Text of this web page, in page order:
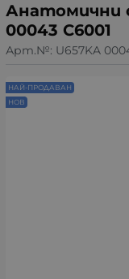
Анатомични
00043 C6001
Арт.№: U657KA
НАЙ-ПРОДАВАН
НОВ